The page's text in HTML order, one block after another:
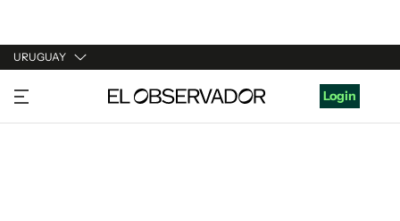
URUGUAY
URUGUAY
ARGENTINA
Login